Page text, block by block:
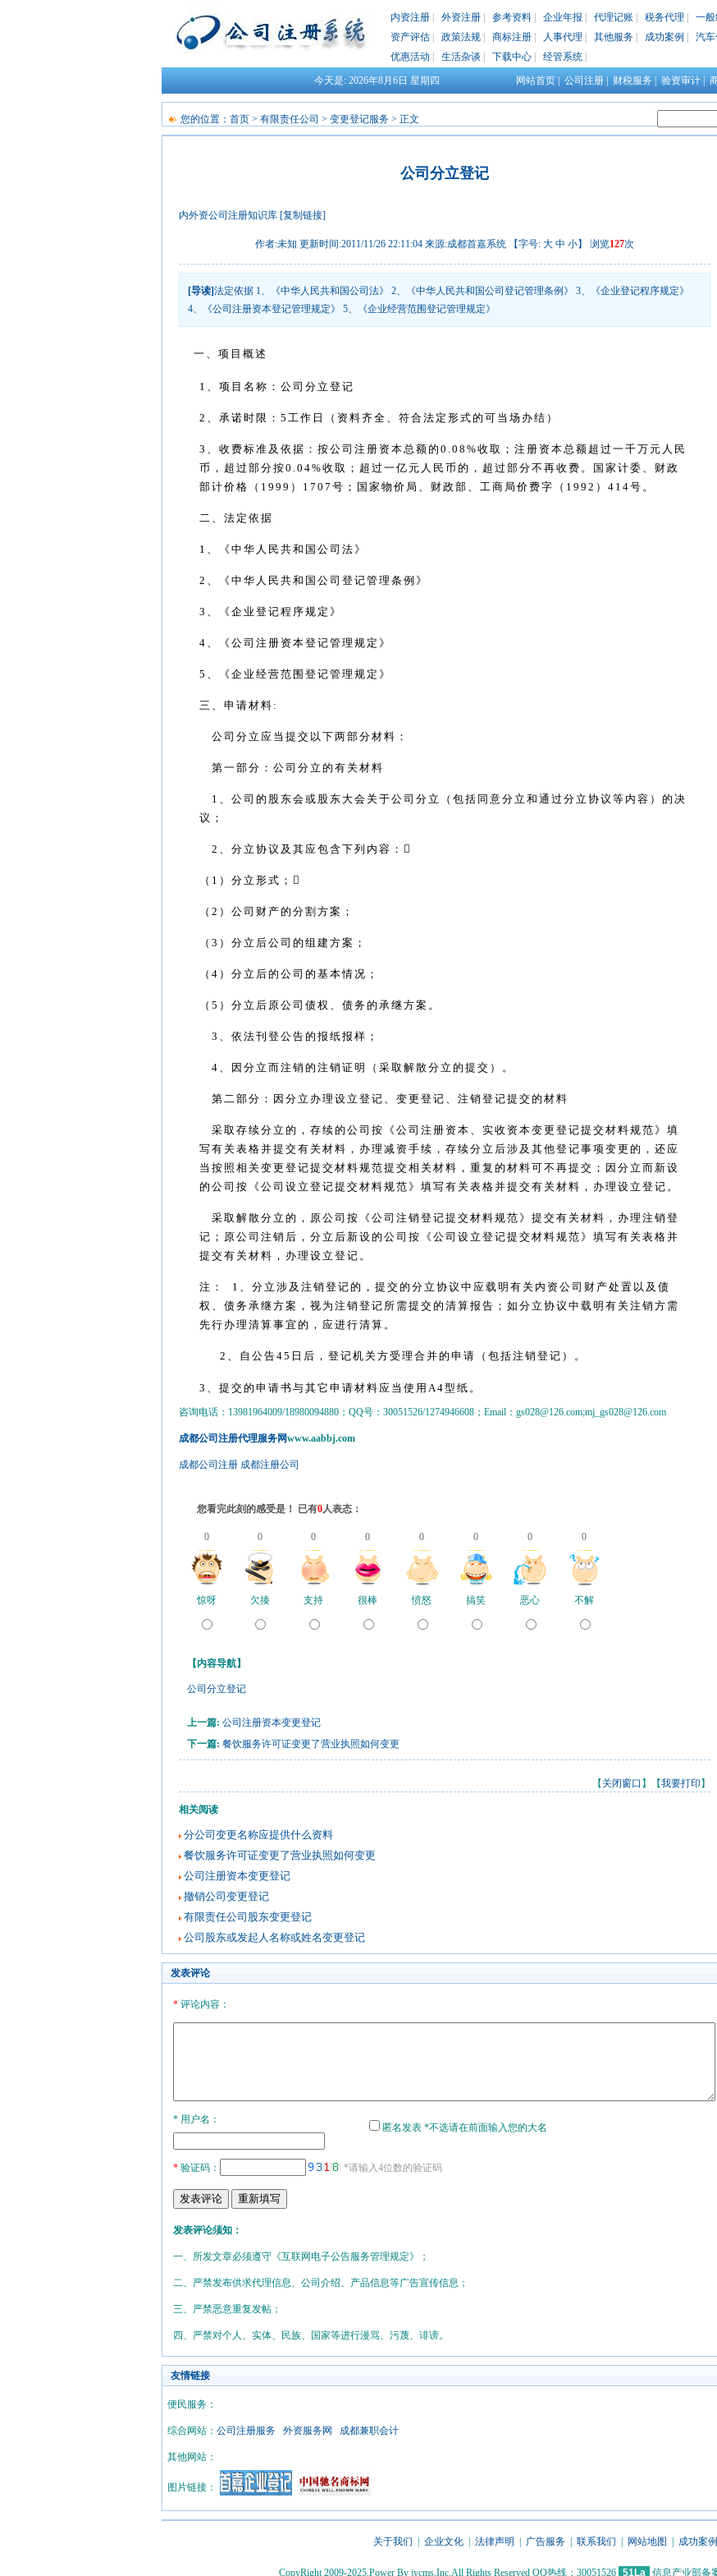
内资注册 外资注册 参考资料 企业年报 代理记账 税务代理 一
资产评估
政策法规 商标注册 人事代理 其他服务 成功案例 汽
优惠活动
生活杂谈 下载中心 经管系统
今天是: 2026年8月6日 星期四 网站首页 公司注册 财税服务 验资审计
您的位置： 首页 > 有限责任公司 > 变更登记服务 > 正文
公司分立登记
内外资公司注册知识库 [复制链接]
作者:未知 更新时间:2011/11/26 22:11:04 来源:成都首嘉系统 【字号: 大 中 小】 浏览127次
[导读]法定依据 1、《中华人民共和国公司法》 2、《中华人民共和国公司登记管理条例》 3、《企业登记程序规定》
4、《公司注册资本登记管理规定》 5、《企业经营范围登记管理规定》
一、项目概述
1 、项目名称：公司分立登记
2 、承诺时限： 5 工作日（资料齐全、符合法定形式的可当场办结）
3 、收费标准及依据：按公司注册资本总额的 0.08%收取；注册资本总额超过一千万元人民
币，超过部分按0.04%收取；超过一亿元人民币的，超过部分不再收费。国家计委、财政
部计价格（ 1999 ） 1707 号；国家物价局、财政部、工商局价费字（ 1992 ） 414号。
二、法定依据
1 、《中华人民共和国公司法》
2 、《中华人民共和国公司登记管理条例》
3 、《企业登记程序规定》
4 、《公司注册资本登记管理规定》
5 、《企业经营范围登记管理规定》
三、申请材料 :
公司分立应当提交以下两部分材料：
第一部分：公司分立的有关材料
1
、公司的股东会或股东大会关于公司分立（包括同意分立和通过分立协议等内容）的决
议；
2 、分立协议及其应包含下列内容：
（ 1 ）分立形式；
（ 2 ）公司财产的分割方案；
（ 3 ）分立后公司的组建方案；
（ 4 ）分立后的公司的基本情况；
（ 5 ）分立后原公司债权、债务的承继方案。
3 、依法刊登公告的报纸报样；
4 、因分立而注销的注销证明（采取解散分立的提交）。
第二部分：因分立办理设立登记、变更登记、注销登记提交的材料
采取存续分立的，存续的公司按《公司注册资本、实收资本变更登记提交材料规范》填
写有关表格并提交有关材料，办理减资手续，存续分立后涉及其他登记事项变更的，还应
当按照相关变更登记提交材料规范提交相关材料，重复的材料可不再提交；因分立而新设
的公司按《公司设立登记提交材料规范》填写有关表格并提交有关材料，办理设立登记。
采取解散分立的，原公司按《公司注销登记提交材料规范》提交有关材料，办理注销登
记；原公司注销后，分立后新设的公司按《公司设立登记提交材料规范》填写有关表格并
提交有关材料，办理设立登记。
注： 1
、分立涉及注销登记的，提交的分立协议中应载明有关内资公司财产处置以及债
权、债务承继方案，视为注销登记所需提交的清算报告；如分立协议中载明有关注销方需
先行办理清算事宜的，应进行清算。
2 、自公告45 日后，登记机关方受理合并的申请（包括注销登记）。
3 、提交的申请书与其它申请材料应当使用 A4型纸。
咨询电话：13981964009/18980094880；QQ号：30051526/1274946608；Email：gs028@126.com;mj_gs028@126.com
成都公司注册代理服务网www.aabbj.com
成都公司注册 成都注册公司
您看完此刻的感受是！ 已有0人表态：
0 0 0 0 0 0 0 0
惊呀 欠揍 支持 很棒 愤怒 搞笑 恶心 不解
【内容导航】
公司分立登记
上一篇: 公司注册资本变更登记
下一篇: 餐饮服务许可证变更了营业执照如何变更
【关闭窗口 】【我要打印】
相关阅读
分公司变更名称应提供什么资料
餐饮服务许可证变更了营业执照如何变更
公司注册资本变更登记
撤销公司变更登记
有限责任公司股东变更登记
公司股东或发起人名称或姓名变更登记
发表评论
*评论内容：
* 用户名：
匿名发表 *不选请在前面输入您的大名
*验证码： *请输入4位数的验证码
发表评论须知：
一、所发文章必须遵守《互联网电子公告服务管理规定》；
二、严禁发布供求代理信息、公司介绍、产品信息等广告宣传信息；
三、严禁恶意重复发帖；
四、严禁对个人、实体、民族、国家等进行漫骂、污蔑、诽谤。
友情链接
便民服务：
综合网站： 公司注册服务 外资服务网 成都兼职会计
其他网站：
图片链接：
关于我们 | 企业文化 | 法律声明 | 广告服务 | 联系我们 | 网站地图 | 成功案例
CopyRight 2009-2025,Power By jycms,Inc.All Rights Reserved QQ热线：30051526 51La 信息产业部备